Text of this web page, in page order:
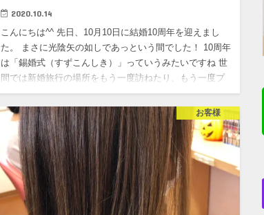
2020.10.14
こんにちは^^ 先日、10月10日に結婚10周年を迎えまし
た。 まさに光陰矢の如しであっという間でした！ 10周年
は「錫婚式（すずこんしき）」っていうみたいですね 世
間では新婚旅行の場所をもう一度訪ねたり、もう一度プ
ロポ…
お客様